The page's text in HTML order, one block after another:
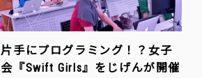
手にプログラミング！？女子
『Swift Girls』をじげんが開催